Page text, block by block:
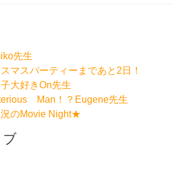
先生
マスパーティーまであと2日！
大好きOn先生
Man！？Eugene先生
のMovie Night★
ブ